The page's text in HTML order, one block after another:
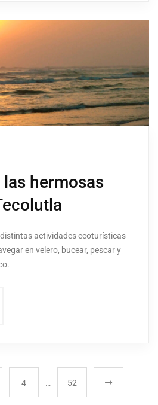
hermosas
actividades ecoturísticas
en velero, bucear, pescar y
4 … 52